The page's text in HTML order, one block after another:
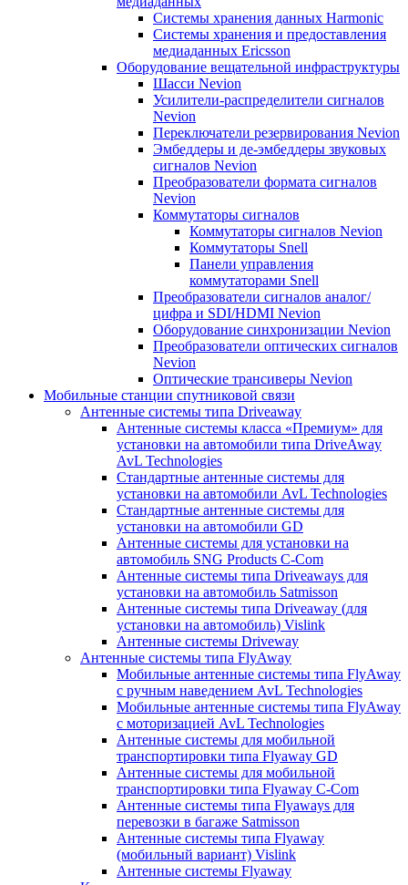
Системы хранения данных Harmonic
Системы хранения и предоставления
медиаданных Ericsson
Оборудование вещательной инфраструктуры
Шасси Nevion
Усилители-распределители сигналов
Nevion
Переключатели резервирования Nevion
Эмбеддеры и де-эмбеддеры звуковых
сигналов Nevion
Преобразователи формата сигналов
Nevion
Коммутаторы сигналов
Коммутаторы сигналов Nevion
Коммутаторы Snell
Панели управления
коммутаторами Snell
Преобразователи сигналов аналог/
цифра и SDI/HDMI Nevion
Оборудование синхронизации Nevion
Преобразователи оптических сигналов
Nevion
Оптические трансиверы Nevion
Мобильные станции спутниковой связи
Антенные системы типа Driveaway
Антенные системы класса «Премиум» для
установки на автомобили типа DriveAway
AvL Technologies
Стандартные антенные системы для
установки на автомобили AvL Technologies
Стандартные антенные системы для
установки на автомобили GD
Антенные системы для установки на
автомобиль SNG Products C-Com
Антенные системы типа Driveaways для
установки на автомобиль Satmisson
Антенные системы типа Driveaway (для
установки на автомобиль) Vislink
Антенные системы Driveway
Антенные системы типа FlyAway
Мобильные антенные системы типа FlyAway
с ручным наведением AvL Technologies
Мобильные антенные системы типа FlyAway
с моторизацией AvL Technologies
Антенные системы для мобильной
транспортировки типа Flyaway GD
Антенные системы для мобильной
транспортировки типа Flyaway C-Com
Антенные системы типа Flyaways для
перевозки в багаже Satmisson
Антенные системы типа Flyaway
(мобильный вариант) Vislink
Антенные системы Flyaway